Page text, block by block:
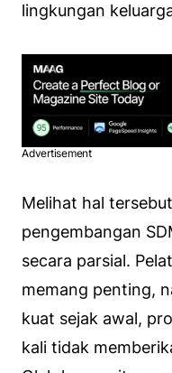
lingkungan
Advertisement
Melihat hal
pengembangan
secara parsial.
memang penting,
kuat sejak awal,
kali tidak